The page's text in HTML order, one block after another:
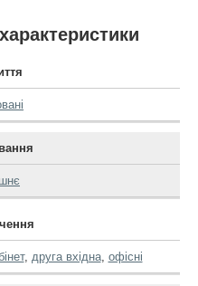
, друга вхідна, офісні